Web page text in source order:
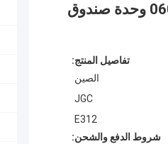
E312 E3 حفارة قطع غيار وحدة التحكم الإلكترونية 119-0609X-00 ECU MCU وحدة صندوق
تفاصيل المنتج:
الصين
JGC
E312
شروط الدفع والشحن: